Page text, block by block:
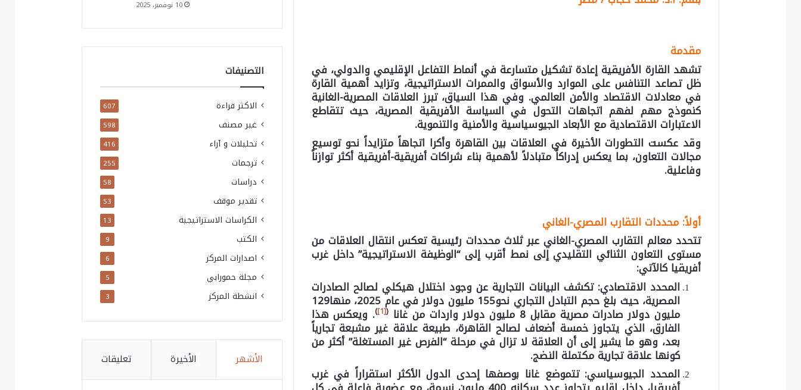
مقدمة
تشهد القارة الأفريقية إعادة تشكيل متسارعة في أنماط التفاعل الإقليمي والدولي، في
ظل تصاعد التنافس على الموارد والأسواق والممرات الاستراتيجية، وتزايد أهمية القارة
في معادلات الاقتصاد والأمن العالمي. وفي هذا السياق، تبرز العلاقات المصرية-الغانية
كنموذج مهم لفهم اتجاهات التحول في السياسة الأفريقية المصرية، حيث تتقاطع
الاعتبارات الاقتصادية مع الأبعاد الجيوسياسية والأمنية والتنموية.
وقد عكست التطورات الأخيرة في العلاقات بين القاهرة وأكرا اتجاهاً متزايداً نحو توسيع
مجالات التعاون، بما يعكس إدراكاً متبادلاً لأهمية بناء شراكات أفريقية-أفريقية أكثر توازناً
وفاعلية.
أولاً: محددات التقارب المصري-الغاني
تتحدد معالم التقارب المصري-الغاني عبر ثلاث محددات رئيسية تعكس انتقال العلاقات من
مستوى التعاون الثنائي التقليدي إلى نمط أقرب إلى “الوظيفة الاستراتيجية”داخل غرب
أفريقيا كالآتي:
المحدد الاقتصادي:تكشف البيانات التجارية عن وجود اختلال هيكلي لصالح الصادرات
المصرية، حيث بلغ حجم التبادل التجاري نحو155 مليون دولار في عام 2025، منها129
مليون دولار صادرات مصرية مقابل 8 مليون دولار واردات من غانا (
[1]
). ويعكس هذا
الفارق، الذي يتجاوز خمسة أضعاف لصالح القاهرة، طبيعة علاقة غير مشبعة تجارياً
بعد، وهو ما يشير إلى أن العلاقة لا تزال في مرحلة “الفرص غير المستغلة” أكثر من
كونها علاقة تجارية مكتملة النضج.
المحدد الجيوسياسي:تتموضع غانا بوصفها إحدى الدول الأكثر استقراراً في غرب
10 نوفمبر، 2025
التصنيفات
الاكثر قراءة 607
غير مصنف 598
تحليلات و آراء 416
ترجمات 255
دراسات 58
تقدير موقف 53
الكراسات الاستراتيجية 13
الكتب 9
اصدارات المركز 6
مجلة حمورابي 5
انشطة المركز 3
الأشهر الأخيرة تعليقات